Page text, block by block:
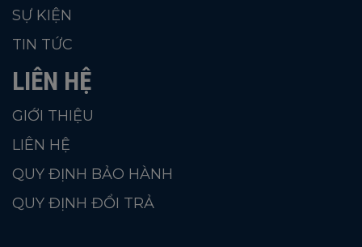
SỰ KIỆN
TIN TỨC
LIÊN HỆ
GIỚI THIỆU
LIÊN HỆ
QUY ĐỊNH BẢO HÀNH
QUY ĐỊNH ĐỔI TRẢ